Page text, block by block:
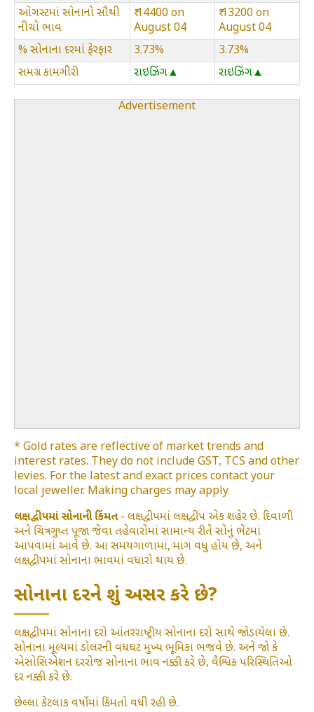
ઓગસ્ટમાં સોનાનો સૌથી
નીચો ભાવ
₹ 14400 on
August 04
₹ 13200 on
August 04
% સોનાના દરમાં ફેરફાર
3.73%
3.73%
સમગ્ર કામગીરી
રાઇઝિંગ▲ રાઇઝિંગ▲
Advertisement
* Gold rates are reflective of market trends and
interest rates. They do not include GST, TCS and other
levies. For the latest and exact prices contact your
local jeweller. Making charges may apply.
લક્ષદ્વીપમાં સોનાની કિંમત- લક્ષદ્વીપમાં લક્ષદ્વીપ એક શહેર છે. દિવાળી
અને ચિત્રગુપ્ત પૂજા જેવા તહેવારોમાં સામાન્ય રીતે સોનું ભેટમાં
આપવામાં આવે છે. આ સમયગાળામાં, માંગ વધુ હોય છે, અને
લક્ષદ્વીપમાં સોનાના ભાવમાં વધારો થાય છે.
સોનાના દરને શું અસર કરે છે?
લક્ષદ્વીપમાં સોનાના દરો આંતરરાષ્ટ્રીય સોનાના દરો સાથે જોડાયેલા છે.
સોનાના મૂલ્યમાં ડોલરની વધઘટ મુખ્ય ભૂમિકા ભજવે છે. અને જો કે
એસોસિએશન દરરોજ સોનાના ભાવ નક્કી કરે છે, વૈશ્વિક પરિસ્થિતિઓ
દર નક્કી કરે છે.
છેલ્લા કેટલાક વર્ષોમાં કિંમતો વધી રહી છે.